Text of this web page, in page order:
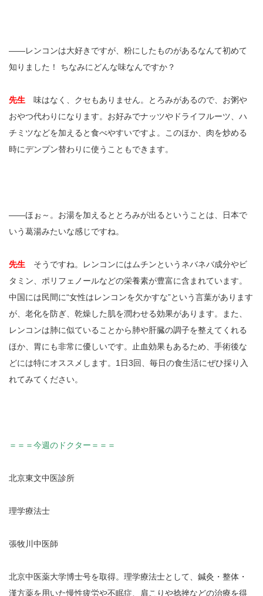
――レンコンは大好きですが、粉にしたものがあるなんて初めて
知りました！ ちなみにどんな味なんですか？
先生 味はなく、クセもありません。とろみがあるので、お粥や
おやつ代わりになります。お好みでナッツやドライフルーツ、ハ
チミツなどを加えると食べやすいですよ。このほか、肉を炒める
時にデンプン替わりに使うこともできます。
――ほぉ～。お湯を加えるととろみが出るということは、日本で
いう葛湯みたいな感じですね。
先生 そうですね。レンコンにはムチンというネバネバ成分やビ
タミン、ポリフェノールなどの栄養素が豊富に含まれています。
中国には民間に“女性はレンコンを欠かすな”という言葉があります
が、老化を防ぎ、乾燥した肌を潤わせる効果があります。また、
レンコンは肺に似ていることから肺や肝臓の調子を整えてくれる
ほか、胃にも非常に優しいです。止血効果もあるため、手術後な
どには特にオススメします。1日3回、毎日の食生活にぜひ採り入
れてみてください。
＝＝＝今週のドクター＝＝＝
北京東文中医診所
理学療法士
張牧川中医師
北京中医薬大学博士号を取得。理学療法士として、鍼灸・整体・
漢方薬を用いた慢性疲労や不眠症、肩こりや捻挫などの治療を得